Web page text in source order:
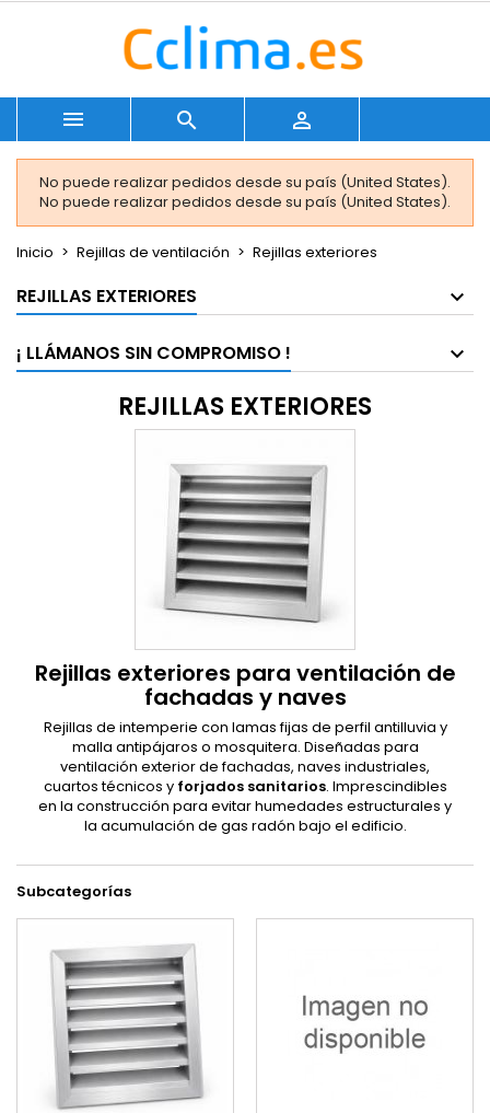
  
No puede realizar pedidos desde su país (United States).
No puede realizar pedidos desde su país (United States).
Inicio Rejillas de ventilación Rejillas exteriores
REJILLAS EXTERIORES
¡ LLÁMANOS SIN COMPROMISO !
REJILLAS EXTERIORES
Rejillas exteriores para ventilación de
fachadas y naves
Rejillas de intemperie con lamas fijas de perfil antilluvia y
malla antipájaros o mosquitera. Diseñadas para
ventilación exterior de fachadas, naves industriales,
cuartos técnicos y forjados sanitarios. Imprescindibles
en la construcción para evitar humedades estructurales y
la acumulación de gas radón bajo el edificio.
Subcategorías